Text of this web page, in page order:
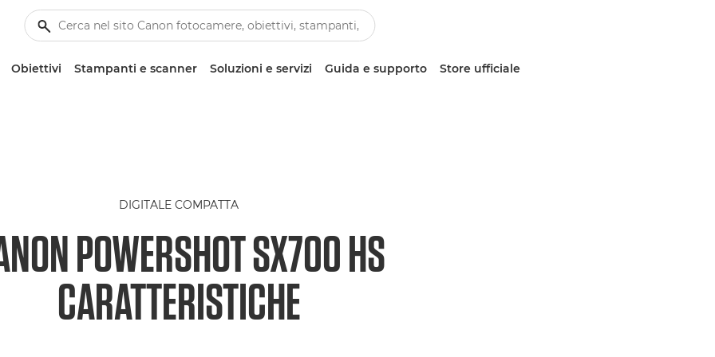
Obiettivi Stampanti e scanner Soluzioni e servizi Guida e supporto Store ufficiale
DIGITALE COMPATTA
POWERSHOT SX700 HS
CARATTERISTICHE